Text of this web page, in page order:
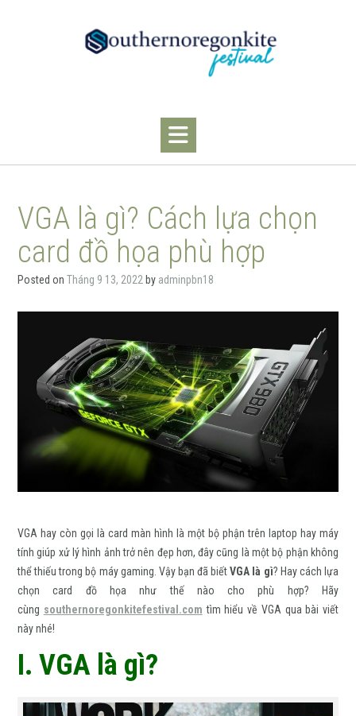
VGA là gì? Cách lựa chọn
card đồ họa phù hợp
Posted on Tháng 9 13, 2022 by adminpbn18
VGA hay còn gọi là card màn hình là một bộ phận trên laptop hay máy
tính giúp xử lý hình ảnh trở nên đẹp hơn, đây cũng là một bộ phận không
thể thiếu trong bộ máy gaming. Vậy bạn đã biếtVGA là gì? Hay cách lựa
chọn card đồ họa như thế nào cho phù hợp? Hãy
cùng southernoregonkitefestival.com tìm hiểu về VGA qua bài viết
này nhé!
I. VGA là gì?